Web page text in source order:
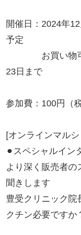
開催日：2024年
予定
お買い物可能
23日まで
参加費：100円（
[オンラインマル
⚫︎スペシャルイン
より深く販売者の
聞きします
豊受クリニック
クチン必要ですか